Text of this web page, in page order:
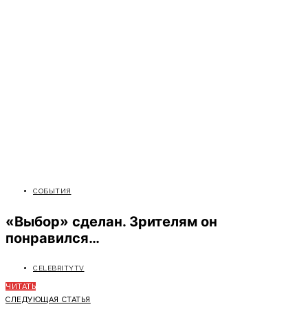
СОБЫТИЯ
«Выбор» сделан. Зрителям он
понравился…
CELEBRITYTV
ЧИТАТЬ
СЛЕДУЮЩАЯ СТАТЬЯ